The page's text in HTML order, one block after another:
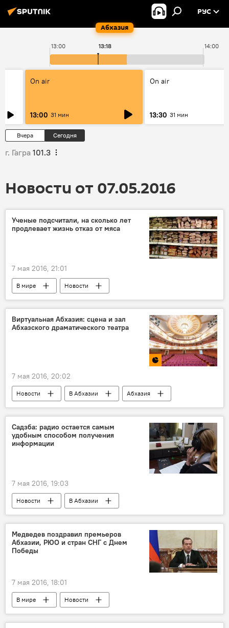
Абхазия
РУС
13:00 14:00
13:18
On air
13:00 31 мин
On air
13:30 31 мин
Вчера Сегодня
г. Гагра 101.3
Новости от 07.05.2016
Ученые подсчитали, на сколько лет
продлевает жизнь отказ от мяса
7 мая 2016, 21:01
В мире Новости
Виртуальная Абхазия: сцена и зал
Абхазского драматического театра
7 мая 2016, 20:02
Новости В Абхазии
Абхазия
"Виртуальная Абхазия"
Садзба: радио остается самым
удобным способом получения
информации
7 мая 2016, 19:03
Новости В Абхазии
Медведев поздравил премьеров
Абхазии, РЮО и стран СНГ с Днем
Победы
7 мая 2016, 18:01
В мире Новости